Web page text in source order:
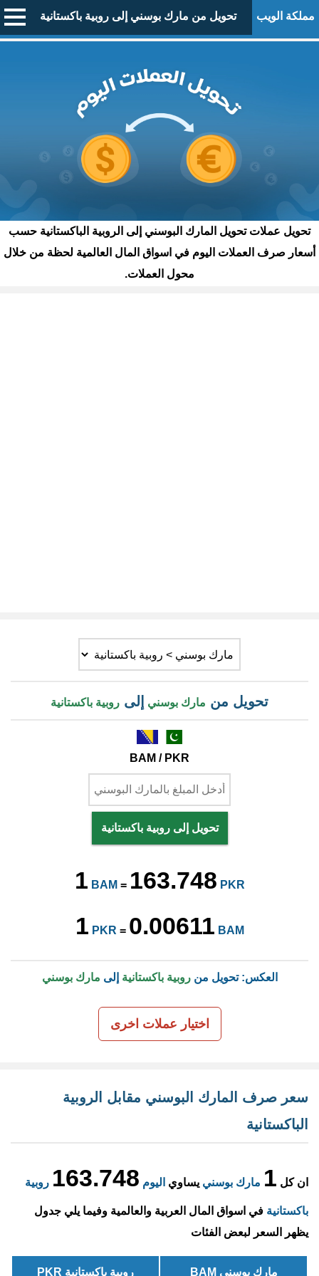
مملكة الويب تحويل من مارك بوسني إلى روبية باكستانية
تحويل عملات تحويل المارك البوسني إلى الروبية الباكستانية حسب
أسعار صرف العملات اليوم في اسواق المال العالمية لحظة من خلال
محول العملات.
تحويل من مارك بوسني إلى روبية باكستانية
BAM / PKR
تحويل إلى روبية باكستانية
1 BAM = 163.748 PKR
1 PKR = 0.00611 BAM
العكس: تحويل منروبية باكستانية إلى مارك بوسني
اختيار عملات اخرى
سعر صرف المارك البوسني مقابل الروبية
الباكستانية
ان كل 1 مارك بوسني يساوي اليوم 163.748 روبية
باكستانية في اسواق المال العربية والعالمية وفيما يلي جدول
يظهر السعر لبعض الفئات
مارك بوسني BAM روبية باكستانية PKR